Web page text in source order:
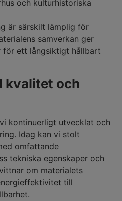
och kulturhistoriska
är särskilt lämplig för
samverkan ger
för ett långsiktigt hållbart
kvalitet och
kontinuerligt utvecklat och
Idag kan vi stolt
omfattande
tekniska egenskaper och
om materialets
till